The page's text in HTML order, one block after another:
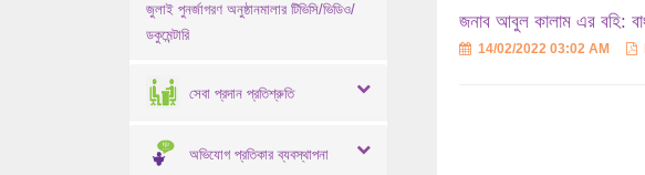
জুলাই পুনর্জাগরণ অনুষ্ঠানমালার টিভিসি/ভিডিও/
ডকুমেন্টারি
সেবা প্রদান প্রতিশ্রুতি
অভিযোগ প্রতিকার ব্যবস্থাপনা
জনাব আবুল কালাম এর বহি:
14/02/2022 03:02 AM